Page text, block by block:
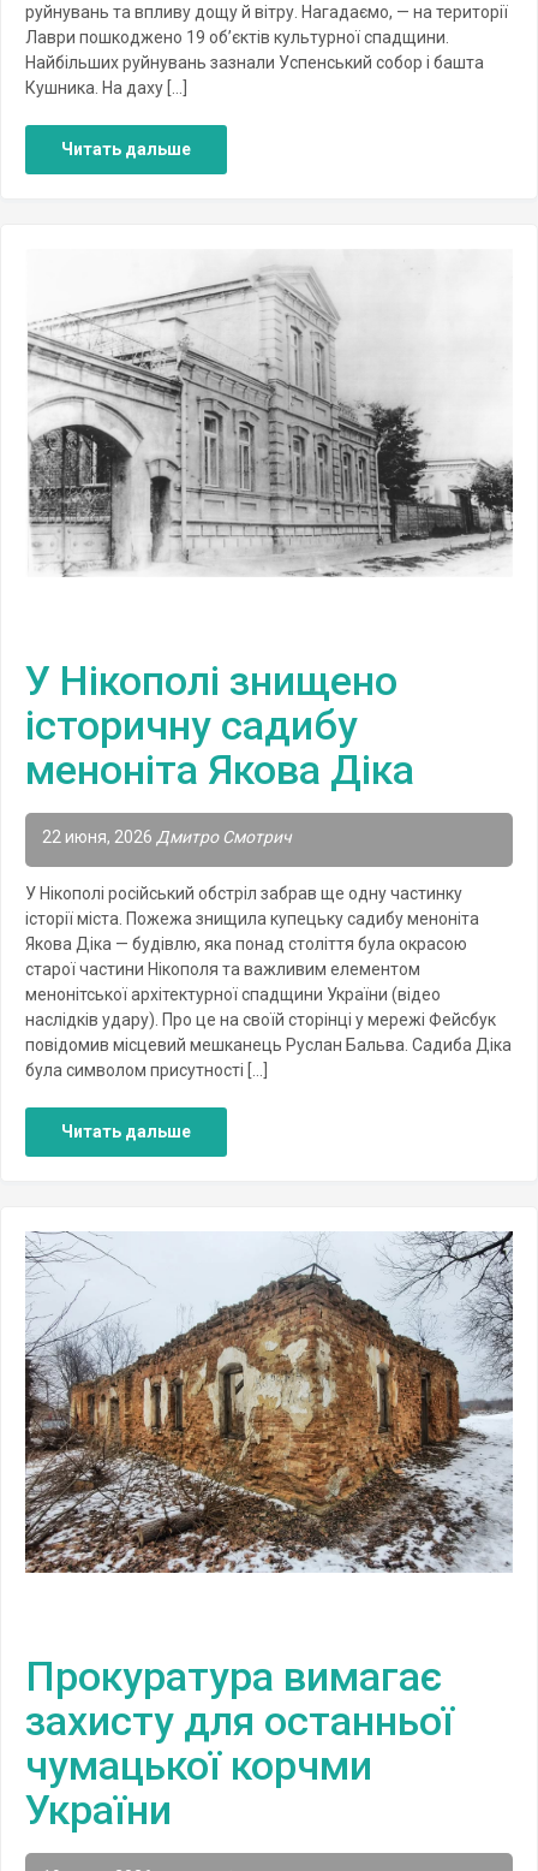
руйнувань та впливу дощу й вітру. Нагадаємо, — на території
Лаври пошкоджено 19 об’єктів культурної спадщини.
Найбільших руйнувань зазнали Успенський собор і башта
Кушника. На даху […]
Читать дальше
У Нікополі знищено
історичну садибу
меноніта Якова Діка
22 июня, 2026 Дмитро Смотрич
У Нікополі російський обстріл забрав ще одну частинку
історії міста. Пожежа знищила купецьку садибу меноніта
Якова Діка — будівлю, яка понад століття була окрасою
старої частини Нікополя та важливим елементом
менонітської архітектурної спадщини України (відео
наслідків удару). Про це на своїй сторінці у мережі Фейсбук
повідомив місцевий мешканець Руслан Бальва. Садиба Діка
була символом присутності […]
Читать дальше
Прокуратура вимагає
захисту для останньої
чумацької корчми
України